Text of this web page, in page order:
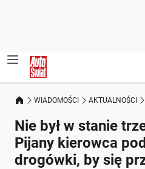
WIADOMOŚCI AKTUALNOŚCI
Nie był w stanie
Pijany kierowca
drogówki, by się